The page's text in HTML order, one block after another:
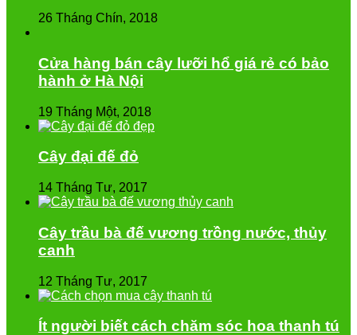
26 Tháng Chín, 2018
Cửa hàng bán cây lưỡi hổ giá rẻ có bảo
hành ở Hà Nội
19 Tháng Một, 2018
Cây đại đế đỏ
14 Tháng Tư, 2017
Cây trầu bà đế vương trồng nước, thủy
canh
12 Tháng Tư, 2017
Ít người biết cách chăm sóc hoa thanh tú